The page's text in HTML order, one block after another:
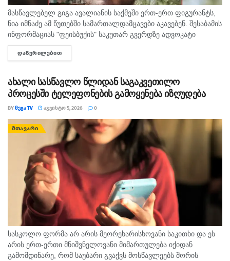
მასწავლებელ გიგა ავალიანის საქმეში ერთ-ერთ ფიგურანტს,
ნია იმნაძე ამ წუთებში სამართალდამცავები აკავებენ. შესაბამის
ინფორმაციას "ფეისბუქის" საკუთარ გვერდზე ადვოკატი
გიორგი ლეკვიშვილი ავრცელებს.
ᲓᲐᲬᲕᲠᲘᲚᲔᲑᲘᲗ
ახალი სასწავლო წლიდან საგაკვეთილო
პროცესში ტელეფონების გამოყენება იზღუდება
BYᲛᲔᲒᲐ TV ᲐᲒᲕᲘᲡᲢᲝ 5, 2026 0
ᲛᲗᲐᲕᲐᲠᲘ
სასკოლო ფორმა არ არის მეორეხარისხოვანი საკითხი და ეს
არის ერთ-ერთი მნიშვნელოვანი მიმართულება იქიდან
გამომდინარე, რომ საუბარი გვაქვს მოსწავლეებს შორის